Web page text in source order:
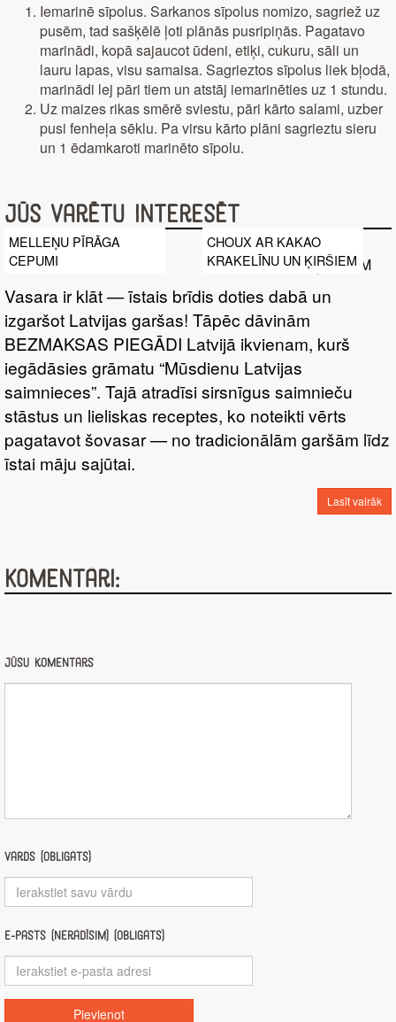
Iemarinē sīpolus. Sarkanos sīpolus nomizo, sagriež uz
pusēm, tad sašķēlē ļoti plānās pusripiņās. Pagatavo
marinādi, kopā sajaucot ūdeni, etiķi, cukuru, sāli un
lauru lapas, visu samaisa. Sagrieztos sīpolus liek bļodā,
marinādi lej pāri tiem un atstāj iemarinēties uz 1 stundu.
Uz maizes rikas smērē sviestu, pāri kārto salami, uzber
pusi fenheļa sēklu. Pa virsu kārto plāni sagrieztu sieru
un 1 ēdamkaroti marinēto sīpolu.
Jūs varētu interesēt
MELLEŅU PĪRĀGA
CEPUMI
CHOUX AR KAKAO
KRAKELĪNU UN ĶIRŠIEM
Vasara ir klāt — īstais brīdis doties dabā un
izgaršot Latvijas garšas! Tāpēc dāvinām
BEZMAKSAS PIEGĀDI Latvijā ikvienam, kurš
iegādāsies grāmatu “Mūsdienu Latvijas
saimnieces”. Tajā atradīsi sirsnīgus saimnieču
stāstus un lieliskas receptes, ko noteikti vērts
pagatavot šovasar — no tradicionālām garšām līdz
īstai māju sajūtai.
Lasīt vairāk
Komentāri:
Jūsu komentārs
Vārds (obligāts)
E-pasts (nerādīsim) (obligāts)